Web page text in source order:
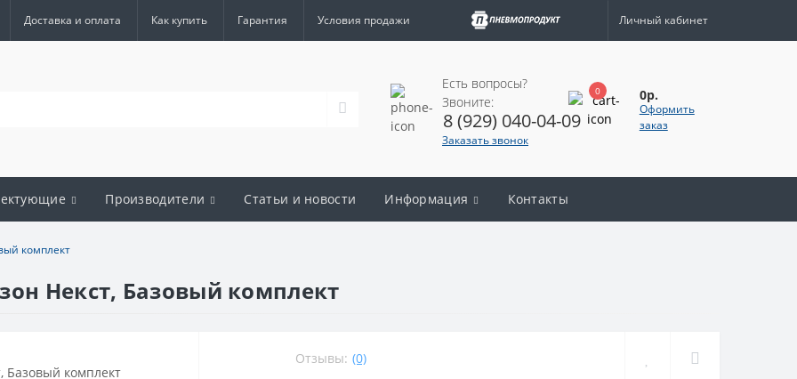
Доставка и оплата Как купить Гарантия Условия продажи Личный кабинет
Есть вопросы?
Звоните:
8 (929) 040-04-09
Заказать звонок
0 0р.
Оформить
заказ
Производители Статьи и новости Информация Контакты
комплект
Некст, Базовый комплект
Отзывы: (0)